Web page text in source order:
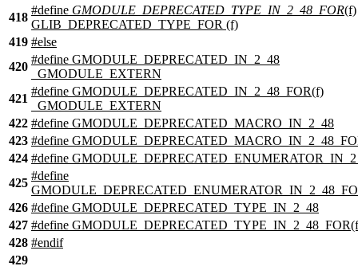
418
#define GMODULE_DEPRECATED_TYPE_IN_2_48_FOR(f)
GLIB_DEPRECATED_TYPE_FOR (f)
419 #else
420
#define GMODULE_DEPRECATED_IN_2_48
_GMODULE_EXTERN
421
#define GMODULE_DEPRECATED_IN_2_48_FOR(f)
_GMODULE_EXTERN
422 #define GMODULE_DEPRECATED_MACRO_IN_2_48
423 #define
424 #define
425
#define
426 #define GMODULE_DEPRECATED_TYPE_IN_2_48
427 #define
428 #endif
429